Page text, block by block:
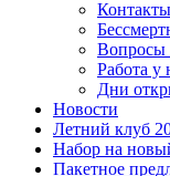
Контакты
Вопросы
Работа у
Дни
Новости
Летний клуб
Набор на
Пакетное